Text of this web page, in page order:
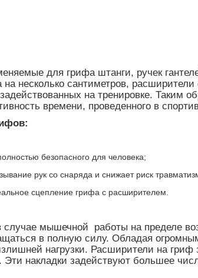
для грифа штанги, ручек
несколько сантиметров,
на тренировке. Таким
времени, проведенного в
безопасного для человека;
рук со снаряда и снижает риск
сцепление грифа с расширителем.
случае мышечной работы на пределе
в полную силу. Обладая
нагрузки. Расширители на гриф
накладки задействуют большее